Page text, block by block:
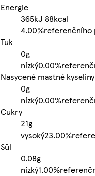
Energie
365kJ 88kcal
4.00%referenčního
Tuk
0g
nízký0.00%
Nasycené mastné kyseliny
0g
nízký0.00%
Cukry
21g
vysoký23.00%
Sůl
0.08g
nízký1.00%